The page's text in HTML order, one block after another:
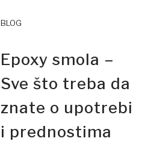
BLOG
Epoxy smola –
Sve što treba da
znate o upotrebi
i prednostima